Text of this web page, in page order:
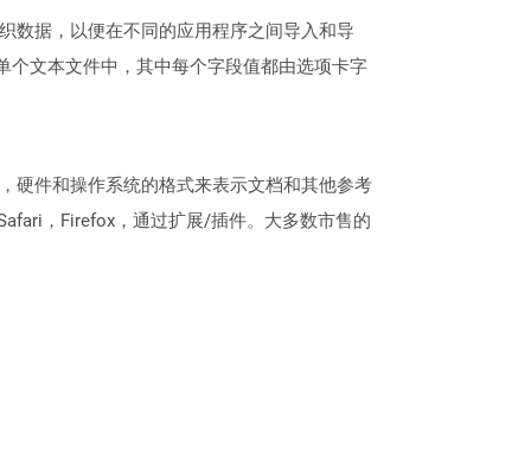
数据，以便在不同的应用程序之间导入和导
个文本文件中，其中每个字段值都由选项卡字
硬件和操作系统的格式来表示文档和其他参考
，Firefox，通过扩展/插件。大多数市售的